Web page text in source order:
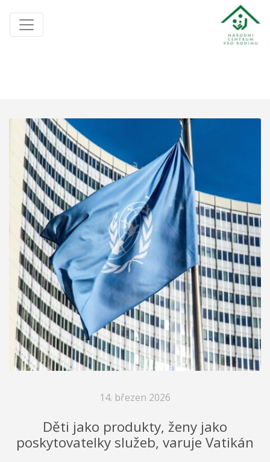
14. březen 2026
Děti jako produkty, ženy jako
poskytovatelky služeb, varuje Vatikán